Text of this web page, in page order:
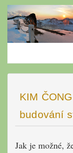
Skip
content
KIM
budování
Jak je možné,